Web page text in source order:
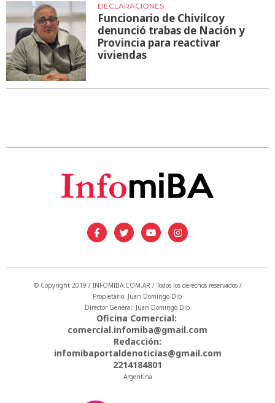
DECLARACIONES
Funcionario de Chivilcoy
denunció trabas de Nación y
Provincia para reactivar
viviendas
© Copyright 2019 / INFOMIBA.COM.AR / Todos los derechos reservados /
Propietario: Juan Domingo Dib
Director General: Juan Domingo Dib
Oficina Comercial:
comercial.infomiba@gmail.com
Redacción:
infomibaportaldenoticias@gmail.com
2214184801
Argentina